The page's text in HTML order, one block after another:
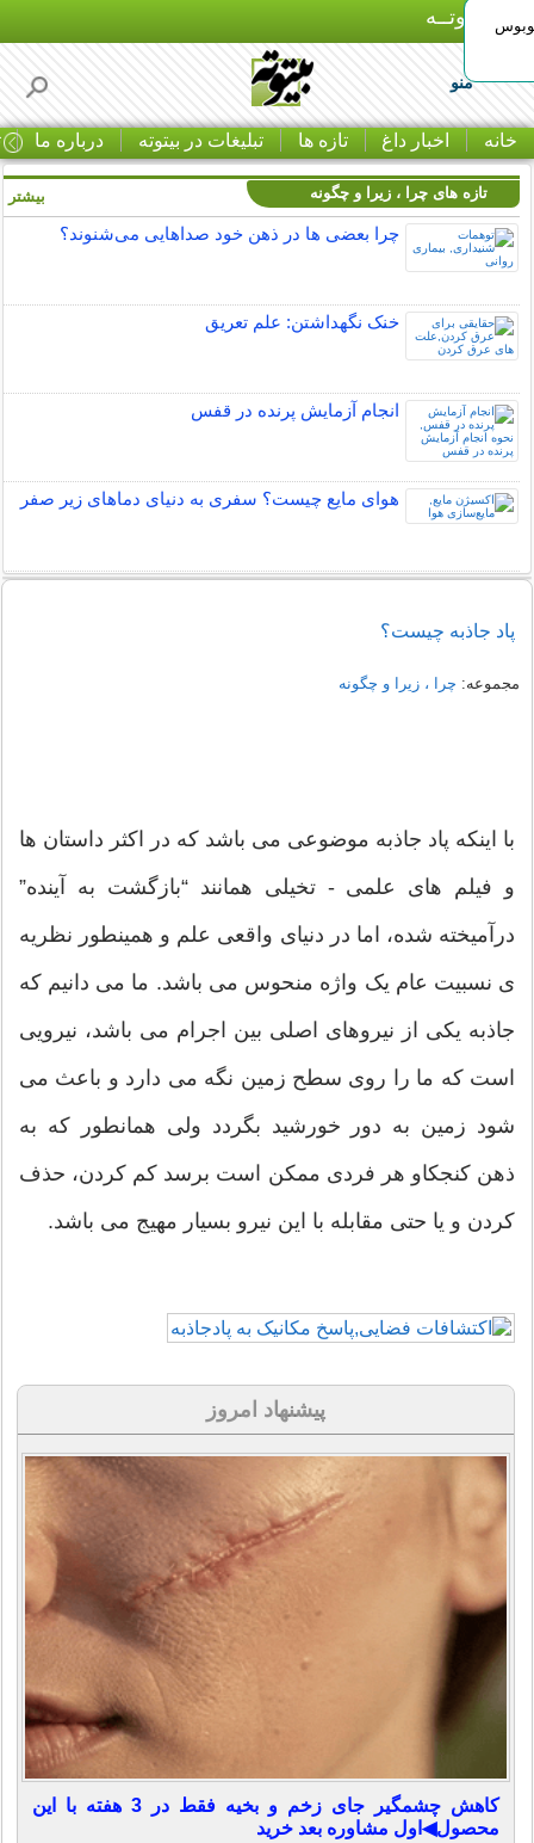
بـیتوتــه
منو
خانه اخبار داغ تازه ها تبلیغات در بیتوته درباره ما
تازه های چرا ، زیرا و چگونه
چرا بعضی ها در ذهن خود صداهایی می‌شنوند؟
خنک نگهداشتن: علم تعریق
انجام آزمایش پرنده در قفس
هوای مایع چیست؟ سفری به دنیای دماهای زیر صفر
بیشتر
پاد جاذبه چیست؟
مجموعه: چرا ، زیرا و چگونه
با اینکه پاد جاذبه موضوعی می باشد که در اکثر داستان ها
و فیلم های علمی - تخیلی همانند “بازگشت به آینده”
درآمیخته شده، اما در دنیای واقعی علم و همینطور نظریه
ی نسبیت عام یک واژه منحوس می باشد. ما می دانیم که
جاذبه یکی از نیروهای اصلی بین اجرام می باشد، نیرویی
است که ما را روی سطح زمین نگه می دارد و باعث می
شود زمین به دور خورشید بگردد ولی همانطور که به
ذهن کنجکاو هر فردی ممکن است برسد کم کردن، حذف
کردن و یا حتی مقابله با این نیرو بسیار مهیج می باشد.
پیشنهاد امروز
کاهش چشمگیر جای زخم و بخیه فقط در 3 هفته با این
محصول◀اول مشاوره بعد خرید